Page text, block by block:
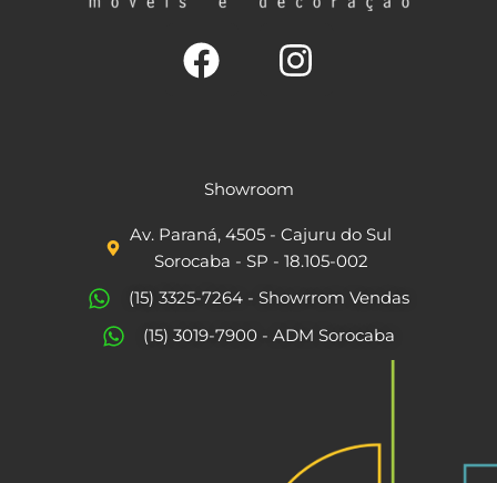
c
e
b
o
o
t
a
g
r
Showroom
Av. Paraná, 4505 - Cajuru do Sul
Sorocaba - SP - 18.105-002
(15) 3325-7264 - Showrrom Vendas
(15) 3019-7900 - ADM Sorocaba